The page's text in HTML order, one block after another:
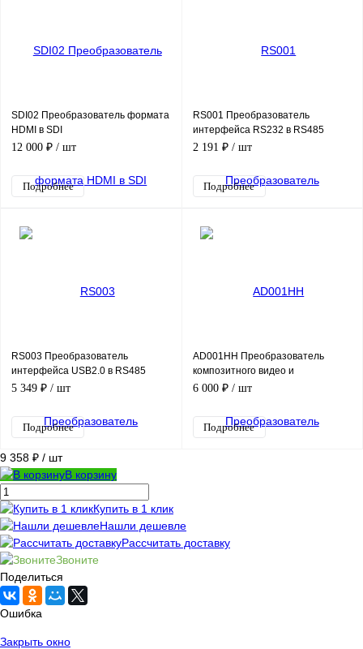
SDI02 Преобразователь формата
HDMI в SDI
12 000 ₽ / шт
Подробнее
RS001 Преобразователь
интерфейса RS232 в RS485
2 191 ₽ / шт
Подробнее
RS003 Преобразователь
интерфейса USB2.0 в RS485
5 349 ₽ / шт
Подробнее
AD001HH Преобразователь
композитного видео и
аудиосигналов в VGA и HDMI
6 000 ₽ / шт
Подробнее
9 358 ₽ / шт
В корзину
Купить в 1 клик
Нашли дешевле
Рассчитать доставку
Звоните
Поделиться
Ошибка
Закрыть окно